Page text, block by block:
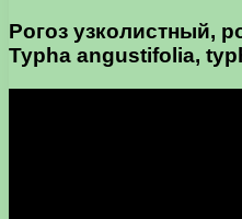
Рогоз узколистный,
Typha angustifolia,